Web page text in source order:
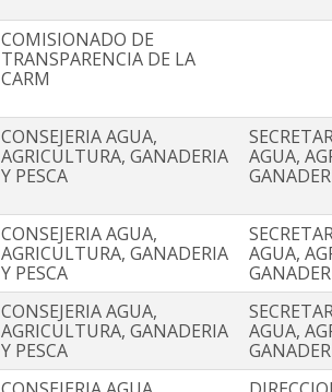
COMISIONADO DE
TRANSPARENCIA DE LA
CARM
CONSEJERIA AGUA,
AGRICULTURA, GANADERIA
Y PESCA
AGUA,
CONSEJERIA AGUA,
AGRICULTURA, GANADERIA
Y PESCA
AGUA,
CONSEJERIA AGUA,
AGRICULTURA, GANADERIA
Y PESCA
AGUA,